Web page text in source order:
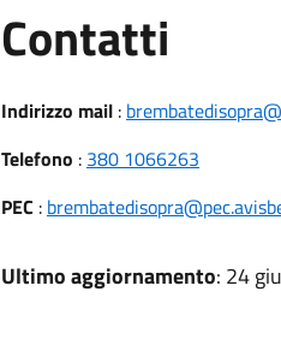
Contatti
Indirizzo mail:
Telefono : 380 1066263
PEC :
Ultimo aggiornamento: 24